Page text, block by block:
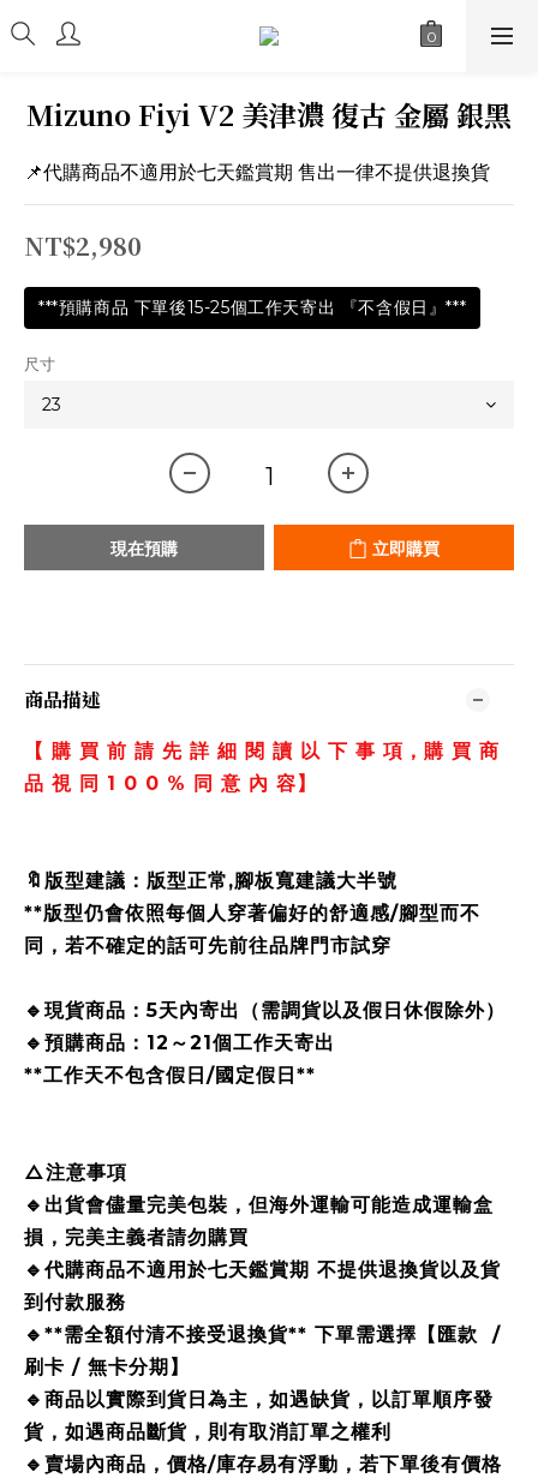
Mizuno Fiyi V2 美津濃 復古 金屬 銀黑
📌代購商品不適用於七天鑑賞期 售出一律不提供退換貨
NT$2,980
***預購商品 下單後15-25個工作天寄出 『不含假日』***
尺寸
現在預購 立即購買
商品描述
【 購 買 前 請 先 詳 細 閱 讀 以 下 事 項，購 買 商
品 視 同 1 0 0 % 同 意 內 容】
🔖版型建議：版型正常,腳板寬建議大半號
**版型仍會依照每個人穿著偏好的舒適感/腳型而不
同，若不確定的話可先前往品牌門市試穿
🔹現貨商品：5天內寄出（需調貨以及假日休假除外）
🔹預購商品：12～21個工作天寄出
**工作天不包含假日/國定假日**
△注意事項
🔹出貨會儘量完美包裝，但海外運輸可能造成運輸盒
損，完美主義者請勿購買
🔹代購商品不適用於七天鑑賞期 不提供退換貨以及貨
到付款服務
🔹**需全額付清不接受退換貨** 下單需選擇【匯款 /
刷卡 / 無卡分期】
🔹商品以實際到貨日為主，如遇缺貨，以訂單順序發
貨，如遇商品斷貨，則有取消訂單之權利
🔹賣場內商品，價格/庫存易有浮動，若下單後有價格